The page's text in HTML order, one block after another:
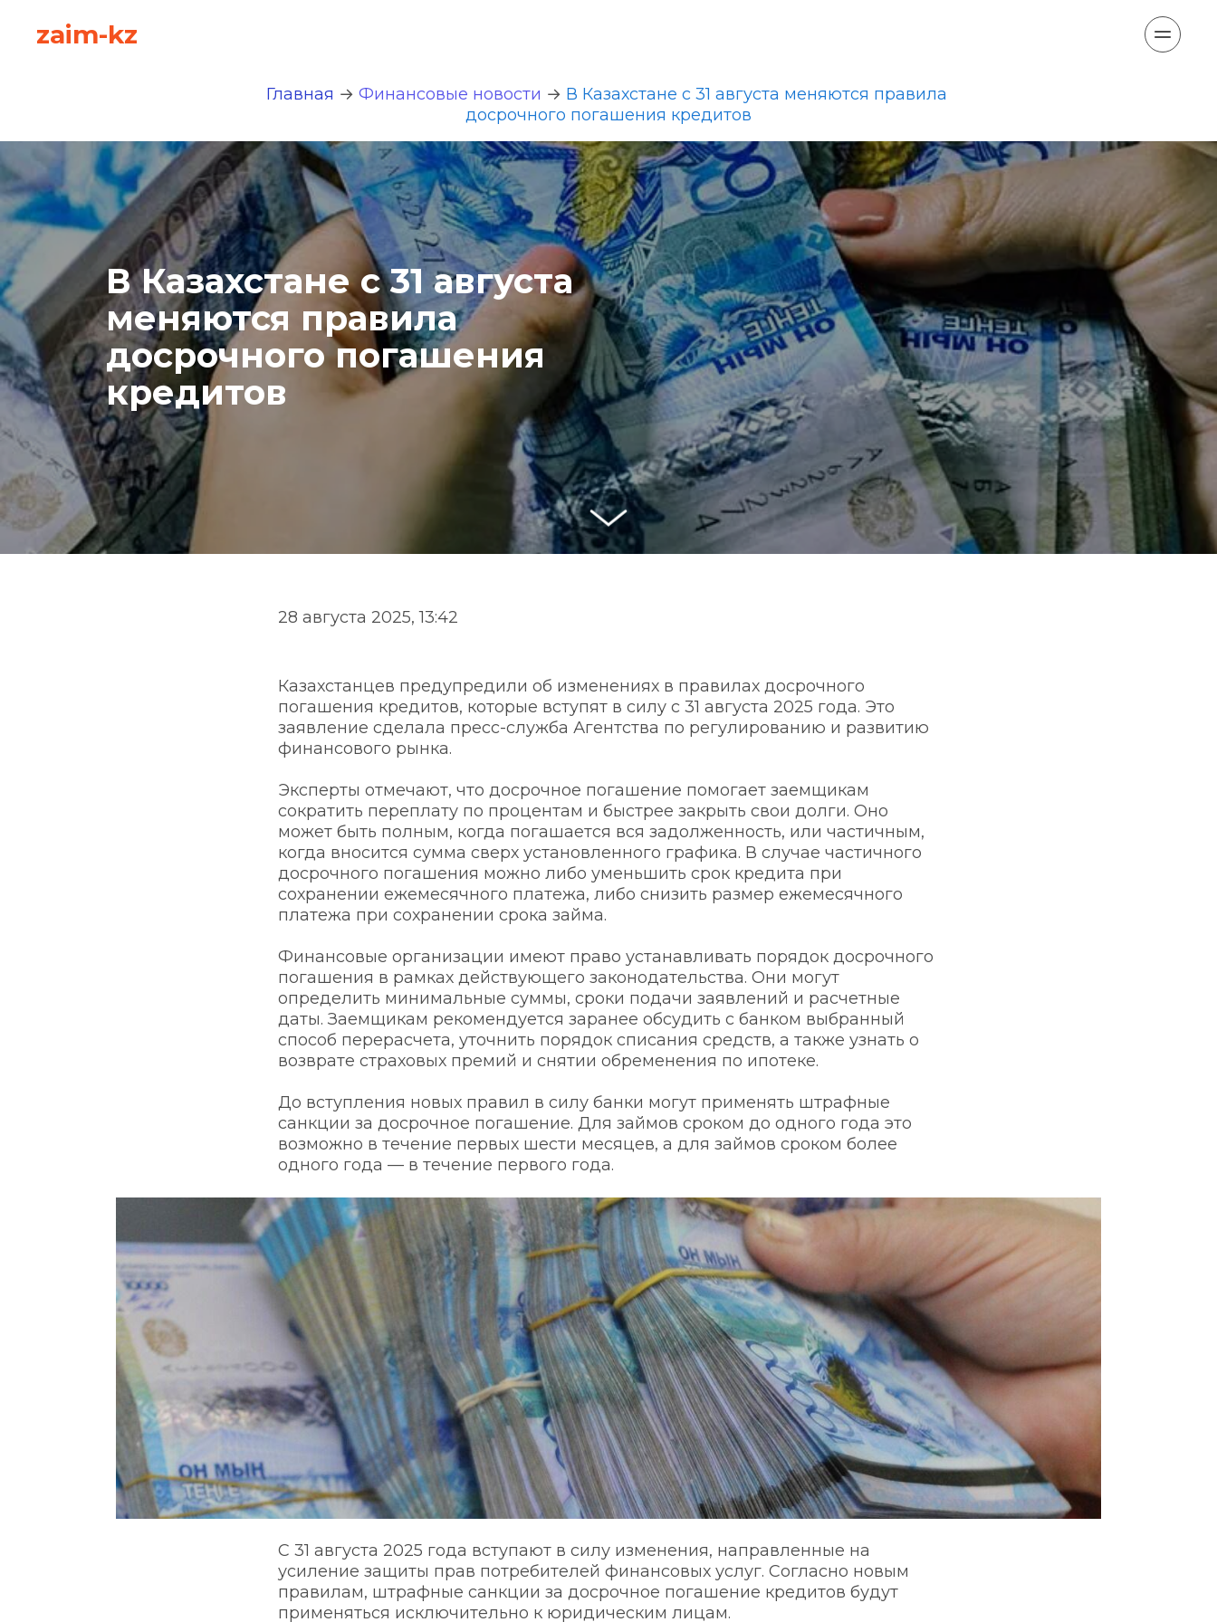
zaim-kz
Главная → Финансовые новости → В Казахстане с 31 августа меняются правила
досрочного погашения кредитов
В Казахстане с 31 августа
меняются правила
досрочного погашения
кредитов
28 августа 2025, 13:42
Казахстанцев предупредили об изменениях в правилах досрочного
погашения кредитов, которые вступят в силу с 31 августа 2025 года. Это
заявление сделала пресс-служба Агентства по регулированию и развитию
финансового рынка.
Эксперты отмечают, что досрочное погашение помогает заемщикам
сократить переплату по процентам и быстрее закрыть свои долги. Оно
может быть полным, когда погашается вся задолженность, или частичным,
когда вносится сумма сверх установленного графика. В случае частичного
досрочного погашения можно либо уменьшить срок кредита при
сохранении ежемесячного платежа, либо снизить размер ежемесячного
платежа при сохранении срока займа.
Финансовые организации имеют право устанавливать порядок досрочного
погашения в рамках действующего законодательства. Они могут
определить минимальные суммы, сроки подачи заявлений и расчетные
даты. Заемщикам рекомендуется заранее обсудить с банком выбранный
способ перерасчета, уточнить порядок списания средств, а также узнать о
возврате страховых премий и снятии обременения по ипотеке.
До вступления новых правил в силу банки могут применять штрафные
санкции за досрочное погашение. Для займов сроком до одного года это
возможно в течение первых шести месяцев, а для займов сроком более
одного года — в течение первого года.
С 31 августа 2025 года вступают в силу изменения, направленные на
усиление защиты прав потребителей финансовых услуг. Согласно новым
правилам, штрафные санкции за досрочное погашение кредитов будут
применяться исключительно к юридическим лицам.